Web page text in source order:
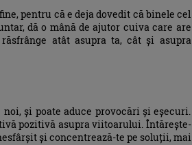
pentru că e deja dovedit că binele cel
dă o mână de ajutor cuiva care are
atât asupra ta, cât și asupra
și poate aduce provocări și eșecuri.
pozitivă asupra viitoarului. Întărește-
și concentrează-te pe soluții, mai